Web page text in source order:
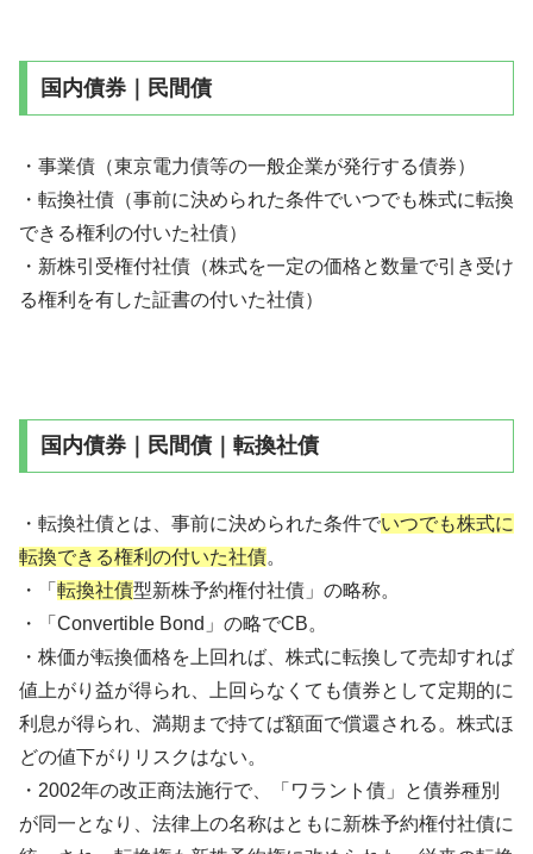
国内債券｜民間債
・事業債（東京電力債等の一般企業が発行する債券）
・転換社債（事前に決められた条件でいつでも株式に転換
できる権利の付いた社債）
・新株引受権付社債（株式を一定の価格と数量で引き受け
る権利を有した証書の付いた社債）
国内債券｜民間債｜転換社債
・転換社債とは、事前に決められた条件でいつでも株式に
転換できる権利の付いた社債。
・「 転換社債型新株予約権付社債」の略称。
・「Convertible Bond」の略でCB。
・株価が転換価格を上回れば、株式に転換して売却すれば
値上がり益が得られ、上回らなくても債券として定期的に
利息が得られ、満期まで持てば額面で償還される。株式ほ
どの値下がりリスクはない。
・2002年の改正商法施行で、「ワラント債」と債券種別
が同一となり、法律上の名称はともに新株予約権付社債に